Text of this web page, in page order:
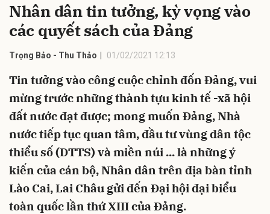
Nhân dân tin tưởng, kỳ vọng vào
các quyết sách của Đảng
Trọng Bảo - Thu Thảo 01/02/2021 12:13
Tin tưởng vào công cuộc chỉnh đốn Đảng, vui
mừng trước những thành tựu kinh tế -xã hội
đất nước đạt được; mong muốn Đảng, Nhà
nước tiếp tục quan tâm, đầu tư vùng dân tộc
thiểu số (DTTS) và miền núi ... là những ý
kiến của cán bộ, Nhân dân trên địa bàn tỉnh
Lào Cai, Lai Châu gửi đến Đại hội đại biểu
toàn quốc lần thứ XIII của Đảng.
Hủy Gửi